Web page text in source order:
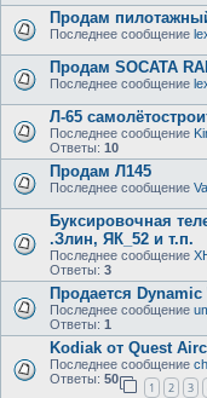
Продам
Последнее сообщение
Продам SOCATA
Последнее сообщение
Л-65
Последнее сообщение
Ответы: 10
Продам Л145
Последнее сообщение
Буксировочная
.Злин, ЯК_52 и т.п.
Последнее сообщение
Ответы: 3
Продается Dynamic
Последнее сообщение
Ответы: 1
Kodiak от Quest
Последнее сообщение
Ответы: 50
1 2 3